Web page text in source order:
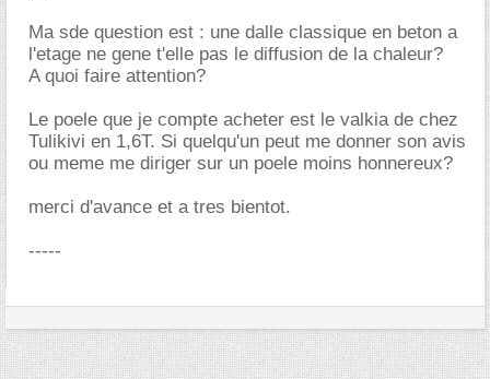
Ma sde question est : une dalle classique en beton a
l'etage ne gene t'elle pas le diffusion de la chaleur?
A quoi faire attention?
Le poele que je compte acheter est le valkia de chez
Tulikivi en 1,6T. Si quelqu'un peut me donner son avis
ou meme me diriger sur un poele moins honnereux?
merci d'avance et a tres bientot.
-----